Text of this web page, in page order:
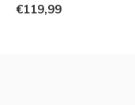
€119,99